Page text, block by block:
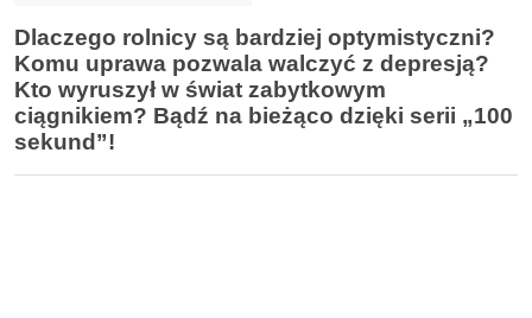
Dlaczego rolnicy są bardziej optymistyczni?
Komu uprawa pozwala walczyć z depresją?
Kto wyruszył w świat zabytkowym
ciągnikiem? Bądź na bieżąco dzięki serii „100
sekund”!